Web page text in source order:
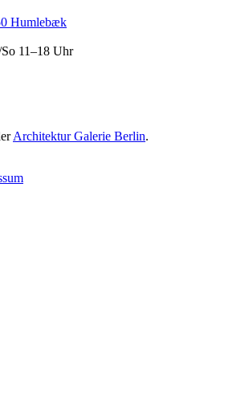
Humlebæk
11–18 Uhr
Architektur Galerie Berlin.